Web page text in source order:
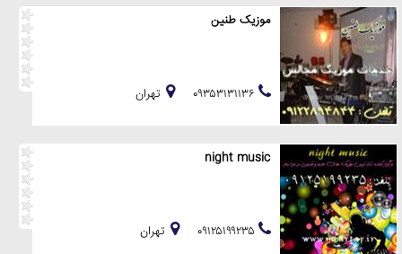
موزیک طنین
تهران
night music
تهران